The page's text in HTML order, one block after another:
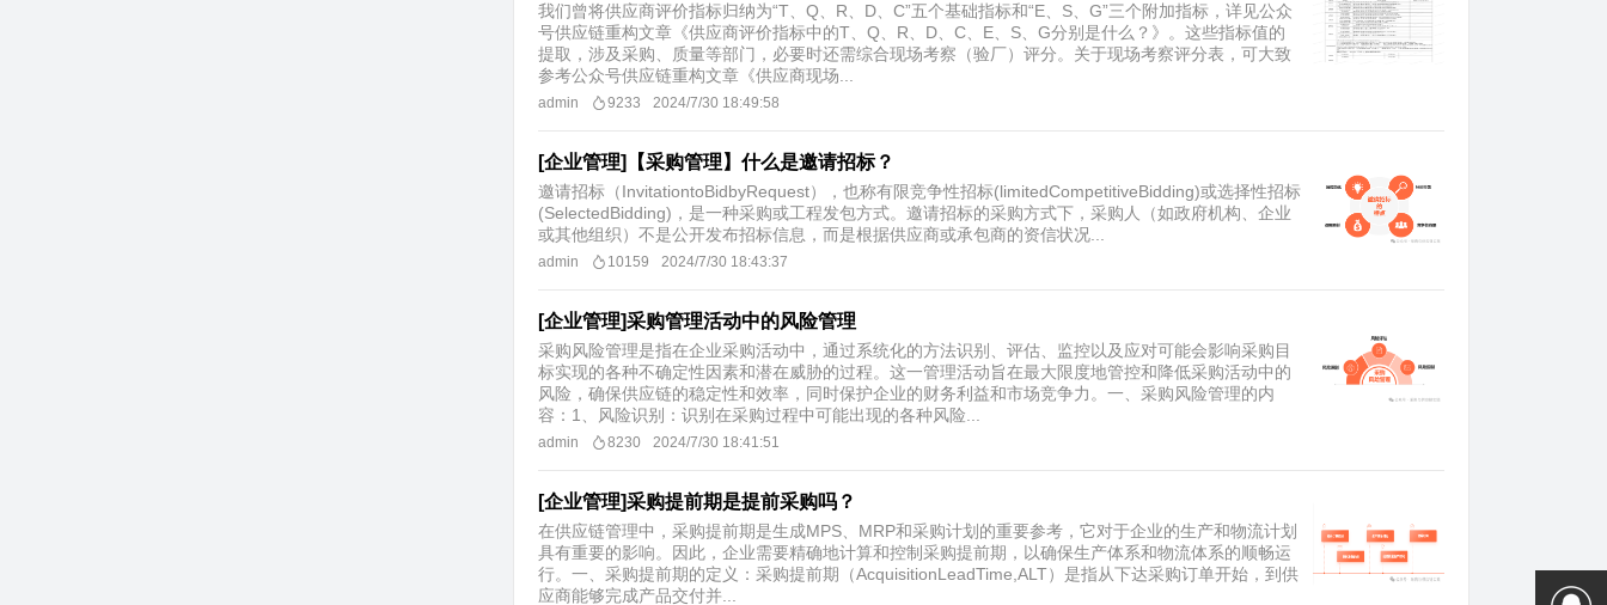
我们曾将供应商评价指标归纳为“T、Q、R、D、C”五个基础指标和“E、S、G”三个附加指标，详见公众
号供应链重构文章《供应商评价指标中的T、Q、R、D、C、E、S、G分别是什么？》。这些指标值的
提取，涉及采购、质量等部门，必要时还需综合现场考察（验厂）评分。关于现场考察评分表，可大致
参考公众号供应链重构文章《供应商现场...
admin 9233 2024/7/30 18:49:58
[企业管理]【采购管理】什么是邀请招标？
邀请招标（InvitationtoBidbyRequest），也称有限竞争性招标(limitedCompetitiveBidding)或选择性招标
(SelectedBidding)，是一种采购或工程发包方式。邀请招标的采购方式下，采购人（如政府机构、企业
或其他组织）不是公开发布招标信息，而是根据供应商或承包商的资信状况...
admin 10159 2024/7/30 18:43:37
[企业管理]采购管理活动中的风险管理
采购风险管理是指在企业采购活动中，通过系统化的方法识别、评估、监控以及应对可能会影响采购目
标实现的各种不确定性因素和潜在威胁的过程。这一管理活动旨在最大限度地管控和降低采购活动中的
风险，确保供应链的稳定性和效率，同时保护企业的财务利益和市场竞争力。一、采购风险管理的内
容：1、风险识别：识别在采购过程中可能出现的各种风险...
admin 8230 2024/7/30 18:41:51
[企业管理]采购提前期是提前采购吗？
在供应链管理中，采购提前期是生成MPS、MRP和采购计划的重要参考，它对于企业的生产和物流计划
具有重要的影响。因此，企业需要精确地计算和控制采购提前期，以确保生产体系和物流体系的顺畅运
行。一、采购提前期的定义：采购提前期（AcquisitionLeadTime,ALT）是指从下达采购订单开始，到供
应商能够完成产品交付并...